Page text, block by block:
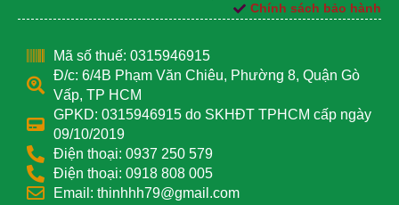
Chính sách bảo hành
Mã số thuế: 0315946915
Đ/c: 6/4B Phạm Văn Chiêu, Phường 8, Quận Gò
Vấp, TP HCM
GPKD: 0315946915 do SKHĐT TPHCM cấp ngày
09/10/2019
Điện thoại: 0937 250 579
Điện thoại: 0918 808 005
Email: thinhhh79@gmail.com